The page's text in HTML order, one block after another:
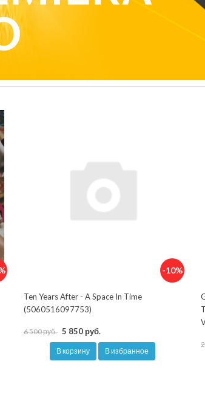
-10%
Ten Years After - A Space In Time
(5060516097753)
6 500 руб. 5 850 руб.
В корзину В избранное